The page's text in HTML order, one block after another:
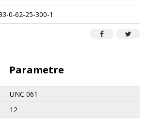
0-62-25-300-1
Parametre
UNC 061
12